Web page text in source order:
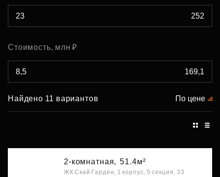
Стоимость, млн ₽
Найдено 11 вариантов По цене
2-комнатная, 51.4м²
ЖК Скай Гарден, 1 корпус, 5 секция, 33